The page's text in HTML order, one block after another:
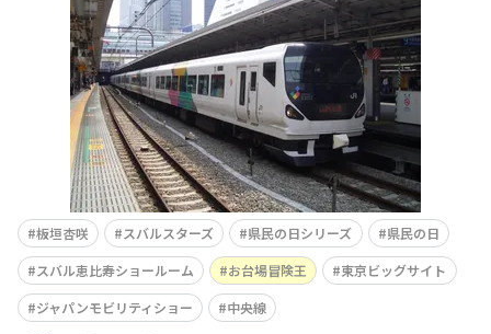
う 5号車甲府市の桃
板垣杏咲 スバルスターズ 県民の日シリーズ
県民の日
スバル恵比寿ショールーム
お台場冒険王
東京ビッグサイト
ジャパンモビリティショー
中央線